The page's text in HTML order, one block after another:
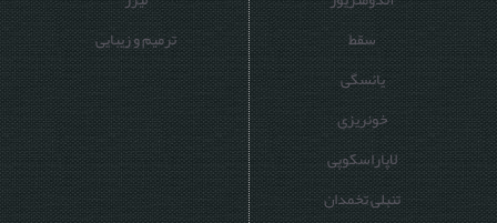
سقط
یائسگی
خونریزی
لاپاراسکوپی
تنبلی تخمدان
ترمیم و زیبایی